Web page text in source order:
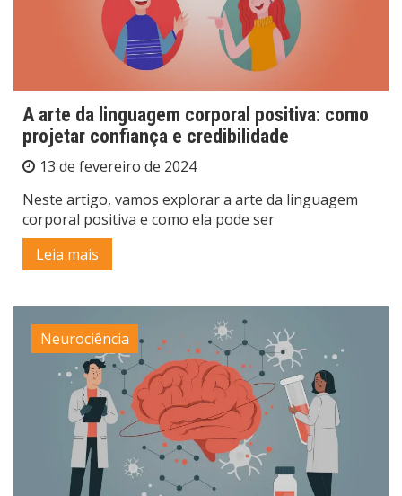
A arte da linguagem corporal positiva: como
projetar confiança e credibilidade
13 de fevereiro de 2024
Neste artigo, vamos explorar a arte da linguagem
corporal positiva e como ela pode ser
Leia mais
Neurociência